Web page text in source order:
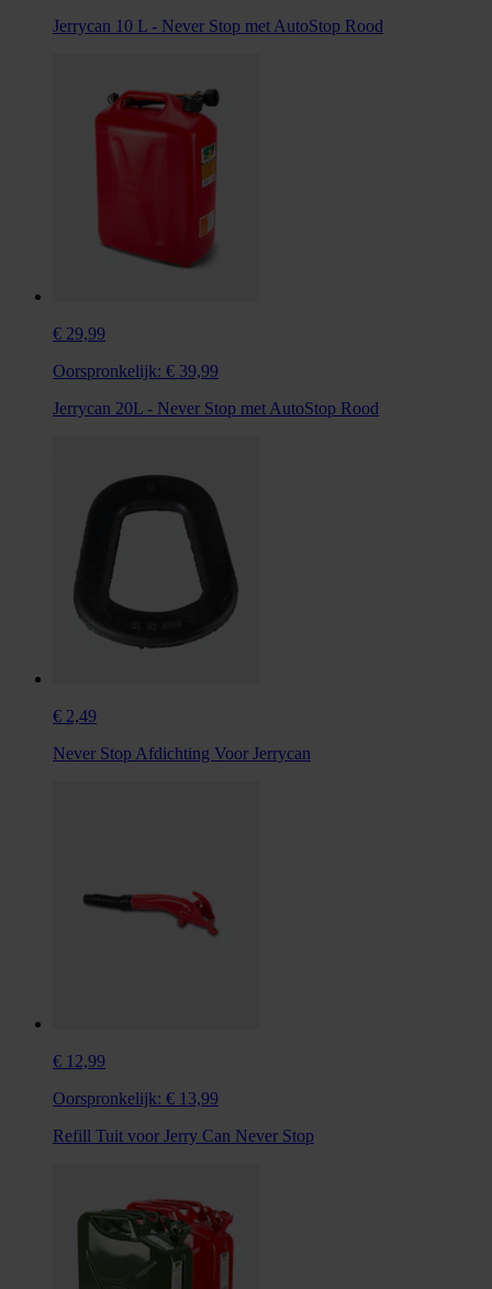
Jerrycan 10 L - Never Stop met AutoStop Rood
€ 29,99
Oorspronkelijk: € 39,99
Jerrycan 20L - Never Stop met AutoStop Rood
€ 2,49
Never Stop Afdichting Voor Jerrycan
€ 12,99
Oorspronkelijk: € 13,99
Refill Tuit voor Jerry Can Never Stop